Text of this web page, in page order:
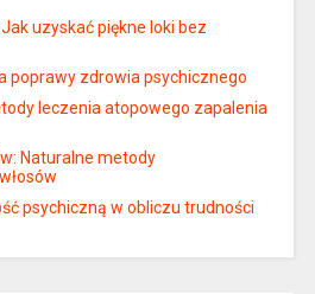
Jak uzyskać piękne loki bez
poprawy zdrowia psychicznego
leczenia atopowego zapalenia
Naturalne metody
psychiczną w obliczu trudności